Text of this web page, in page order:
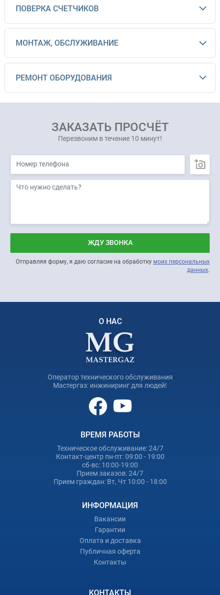
ПОВЕРКА СЧЕТЧИКОВ
МОНТАЖ, ОБСЛУЖИВАНИЕ
РЕМОНТ ОБОРУДОВАНИЯ
ЗАКАЗАТЬ ПРОСЧЁТ
Перезвоним в течение 10 минут!
ЖДУ ЗВОНКА
Отправляя форму, я даю согласие на обработку моих персональных
данных.
О НАС
Оператор технического обслуживания
Мастергаз: инжиниринг для людей!
ВРЕМЯ РАБОТЫ
Техническое обслуживание: 24/7
Контакт-центр пн-пт: 09:00 - 19:00
сб-вс: 10:00-19:00
Прием заказов: 24/7
Прием граждан: Вт, Чт 10:00 - 18:00
ИНФОРМАЦИЯ
Вакансии
Гарантии
Оплата и доставка
Публичная оферта
Контакты
КОНТАКТЫ